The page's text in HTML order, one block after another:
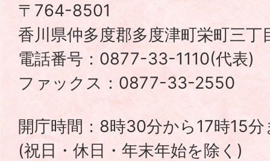
町
TADOTSU
TOWN
〒764-8501
香川県仲多度郡多度津町栄町三
電話番号：0877-33-1110(代表)
ファックス：0877-33-2550
開庁時間：8時30分から17時15分
(祝日・休日・年末年始を除く)